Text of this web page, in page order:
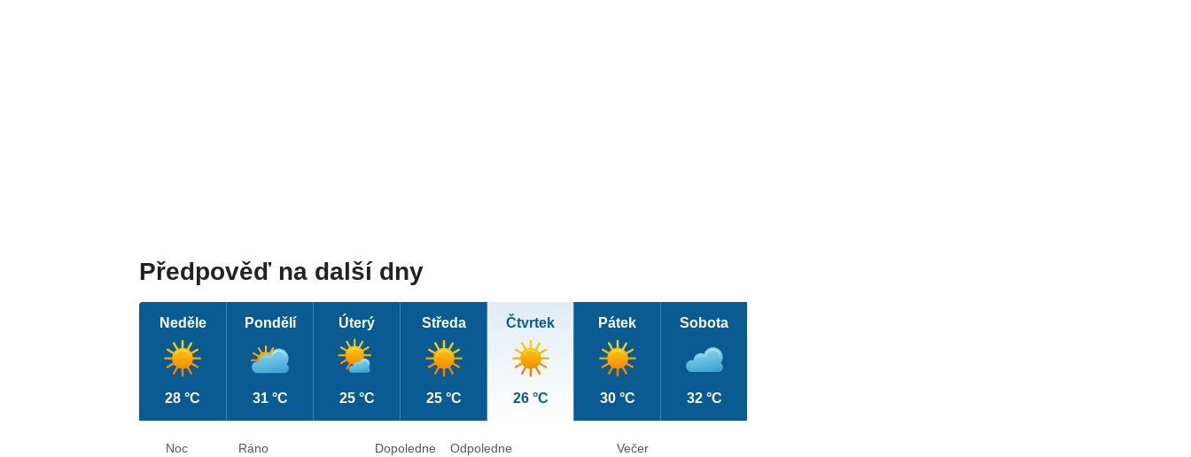
Předpověď na další dny
Neděle
28 °C
Pondělí
31 °C
Úterý
25 °C
Středa
25 °C
Čtvrtek
26 °C
Pátek
30 °C
Sobota
32 °C
Noc Ráno Dopoledne Odpoledne Večer